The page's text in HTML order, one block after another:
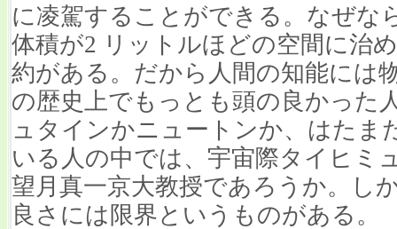
に凌駕することができる。なぜな
体積が2 リットルほどの空間に治
約がある。だから人間の知能には
の歴史上でもっとも頭の良かった
ュタインかニュートンか、はたま
いる人の中では、宇宙際タイヒミ
望月真一京大教授であろうか。し
良さには限界というものがある。